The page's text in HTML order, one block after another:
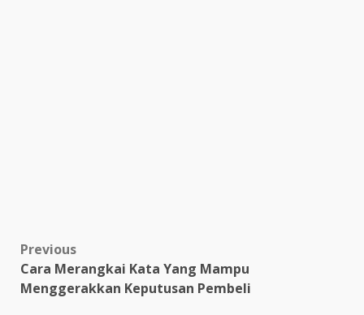
Post
navigation
Previous
Cara Merangkai Kata Yang Mampu
Menggerakkan Keputusan Pembeli